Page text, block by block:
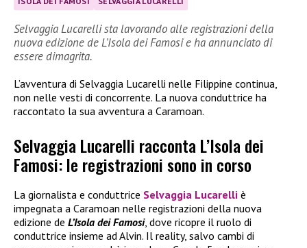
Selvaggia Lucarelli sta lavorando alle registrazioni della
nuova edizione de L’Isola dei Famosi e ha annunciato di
essere dimagrita.
L’avventura di Selvaggia Lucarelli nelle Filippine continua,
non nelle vesti di concorrente. La nuova conduttrice ha
raccontato la sua avventura a Caramoan.
Selvaggia Lucarelli racconta L’Isola dei
Famosi: le registrazioni sono in corso
La giornalista e conduttrice Selvaggia Lucarelli è
impegnata a Caramoan nelle registrazioni della nuova
edizione de L’Isola dei Famosi, dove ricopre il ruolo di
conduttrice insieme ad Alvin. Il reality, salvo cambi di